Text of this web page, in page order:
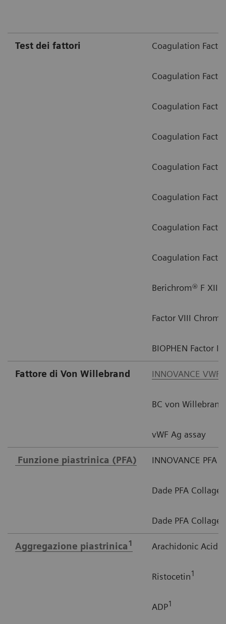
Test dei fattori Coagulation
Coagulation
Coagulation
Coagulation
Coagulation
Coagulation
Coagulation
Coagulation
Berichrom® F XIII
Factor VIII
BIOPHEN Factor IX
Fattore di Von Willebrand INNOVANCE VWF
BC von
vWF Ag assay
Funzione piastrinica (PFA) INNOVANCE PFA
Dade PFA
Dade PFA
Aggregazione piastrinica1 Arachidonic Acid
Ristocetin1
ADP1